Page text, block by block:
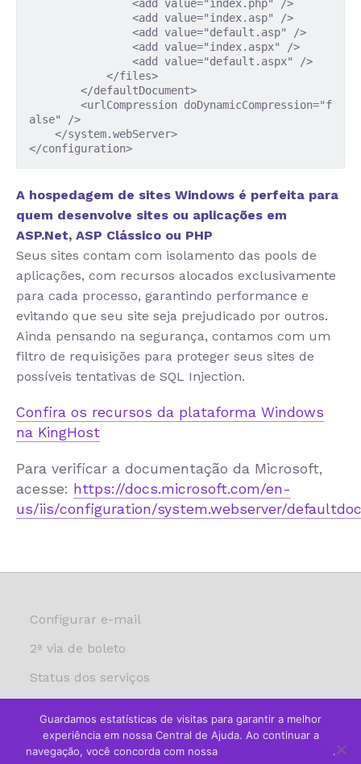
alse" />
</configuration>
A hospedagem de sites Windows é perfeita para
quem desenvolve sites ou aplicações em
ASP.Net, ASP Clássico ou PHP
Seus sites contam com isolamento das pools de
aplicações, com recursos alocados exclusivamente
para cada processo, garantindo performance e
evitando que seu site seja prejudicado por outros.
Ainda pensando na segurança, contamos com um
filtro de requisições para proteger seus sites de
possíveis tentativas de SQL Injection.
Confira os recursos da plataforma Windows
na KingHost
Para verificar a documentação da Microsoft,
acesse: https://docs.microsoft.com/en-
us/iis/configuration/system.webserver/
Configurar e-mail
2ª via de boleto
Status dos serviços
Guia da revenda
Guardamos estatísticas de visitas para garantir a melhor
experiência em nossa Central de Ajuda. Ao continuar a
navegação, você concorda com nossa
.